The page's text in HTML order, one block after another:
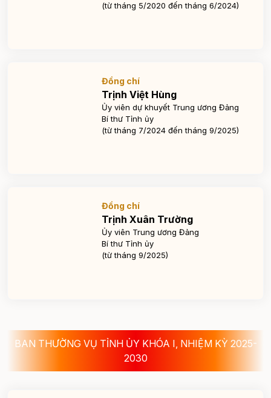
(từ tháng 5/2020 đến tháng 6/2024)
Đồng chí
Trịnh Việt Hùng
Ủy viên dự khuyết Trung ương Đảng
Bí thư Tỉnh ủy
(từ tháng 7/2024 đến tháng 9/2025)
Đồng chí
Trịnh Xuân Trường
Ủy viên Trung ương Đảng
Bí thư Tỉnh ủy
(từ tháng 9/2025)
BAN THƯỜNG VỤ TỈNH ỦY KHÓA I, NHIỆM KỲ 2025-
2030